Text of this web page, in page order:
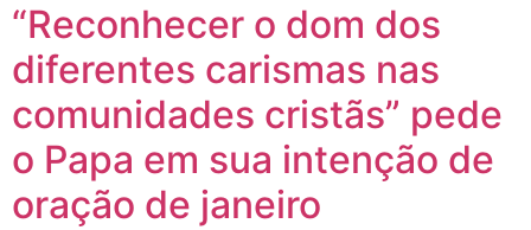
“Reconhecer o dom dos
diferentes carismas nas
comunidades cristãs” pede
o Papa em sua intenção de
oração de janeiro